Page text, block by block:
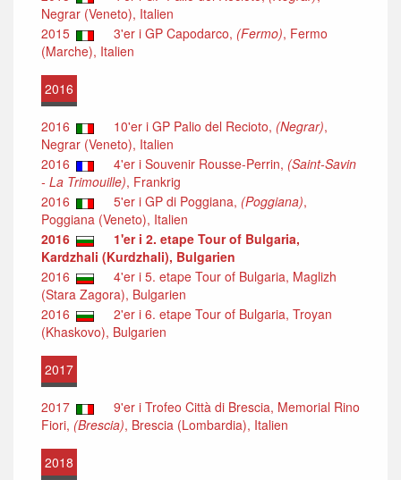
Negrar (Veneto), Italien
2015
3'er i GP Capodarco, (Fermo), Fermo
(Marche), Italien
2016
2016 10'er i GP Palio del Recioto, (Negrar),
Negrar (Veneto), Italien
2016
4'er i Souvenir Rousse-Perrin, (Saint-Savin
- La Trimouille), Frankrig
2016
5'er i GP di Poggiana, (Poggiana),
Poggiana (Veneto), Italien
2016
1'er i 2. etape Tour of Bulgaria,
Kardzhali (Kurdzhali), Bulgarien
2016
4'er i 5. etape Tour of Bulgaria, Maglizh
(Stara Zagora), Bulgarien
2016
2'er i 6. etape Tour of Bulgaria, Troyan
(Khaskovo), Bulgarien
2017
2017
9'er i Trofeo Città di Brescia, Memorial Rino
Fiori, (Brescia), Brescia (Lombardia), Italien
2018